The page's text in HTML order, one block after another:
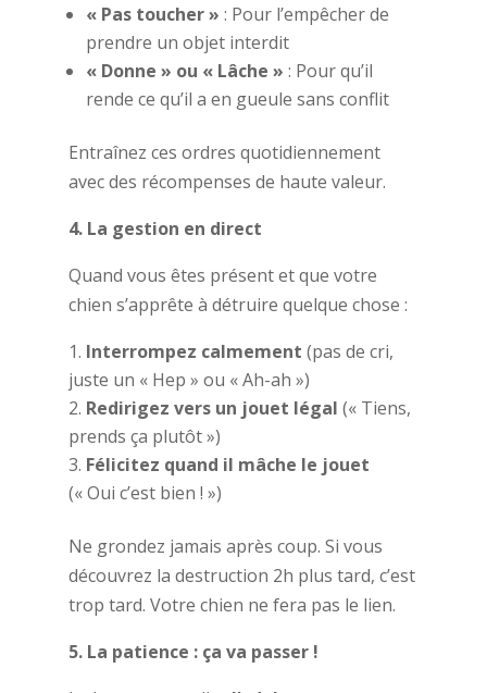
« Pas toucher » : Pour l’empêcher de
prendre un objet interdit
« Donne » ou « Lâche » : Pour qu’il
rende ce qu’il a en gueule sans conflit
Entraînez ces ordres quotidiennement
avec des récompenses de haute valeur.
4. La gestion en direct
Quand vous êtes présent et que votre
chien s’apprête à détruire quelque chose :
Interrompez calmement (pas de cri,
juste un « Hep » ou « Ah-ah »)
Redirigez vers un jouet légal (« Tiens,
prends ça plutôt »)
Félicitez quand il mâche le jouet
(« Oui c’est bien ! »)
Ne grondez jamais après coup. Si vous
découvrez la destruction 2h plus tard, c’est
trop tard. Votre chien ne fera pas le lien.
5. La patience : ça va passer !